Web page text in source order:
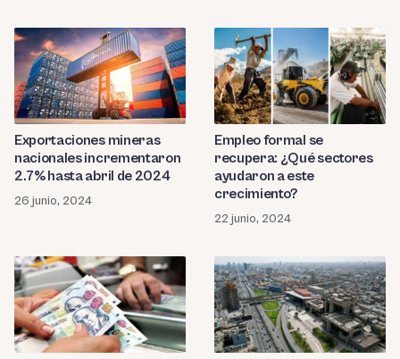
Exportaciones mineras
nacionales incrementaron
2.7% hasta abril de 2024
26 junio, 2024
Empleo formal se
recupera: ¿Qué sectores
ayudaron a este
crecimiento?
22 junio, 2024